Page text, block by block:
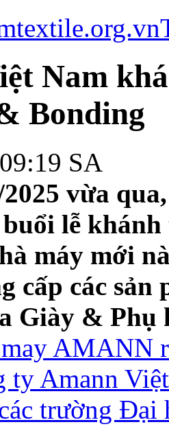
Nam
Bonding
SA
vừa
lễ
máy mới
cấp các sản
Giày & Phụ
AMANN
ty Amann
trường Đại